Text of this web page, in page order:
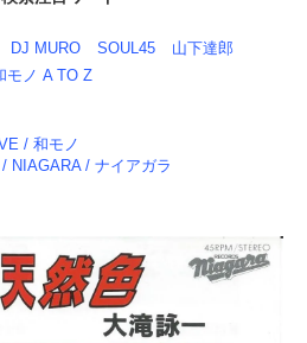
DJ MURO SOUL45
山下達郎
モノ A TO Z
/ 和モノ
NIAGARA / ナイアガラ